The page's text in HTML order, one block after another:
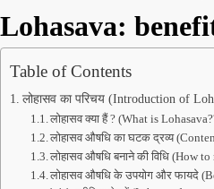
Lohasava:
Table of Contents
लोहासव का परिचय (Introduction of
लोहासव क्या हैं ? (What is
लोहासव औषधि का घटक द्रव्य
लोहासव औषधि बनाने की विधि (How
लोहासव औषधि के उपयोग और फायदे